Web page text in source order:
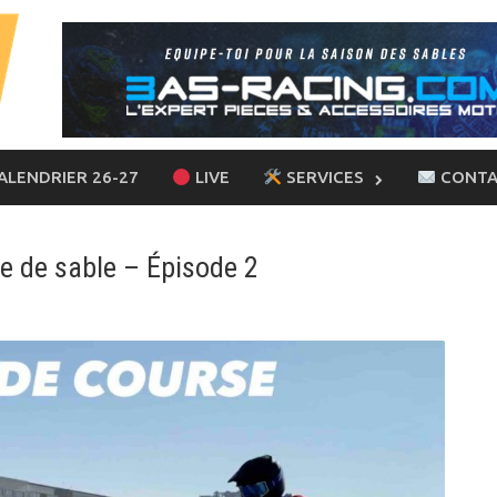
26-27 LIVE SERVICES
de sable – Épisode 2